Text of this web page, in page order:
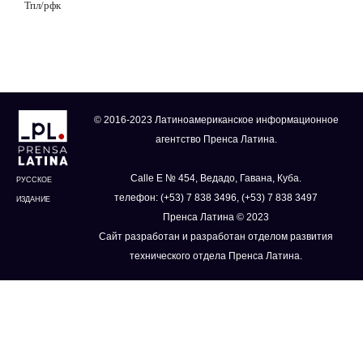
Тпл/рфк
РУССКОЕ
ИЗДАНИЕ
© 2016-2023 Латиноамериканское информационное
агентство Пренса Латина.
Calle E № 454, Ведадо, Гавана, Куба.
телефон: (+53) 7 838 3496, (+53) 7 838 3497
Пренса Латина © 2023
Сайт разработан и разработан отделом развития
технического отдела Пренса Латина.